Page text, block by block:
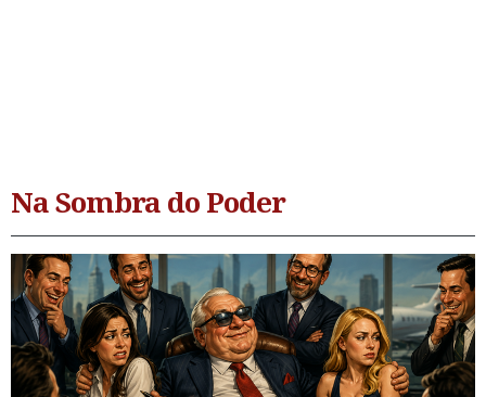
Na Sombra do Poder